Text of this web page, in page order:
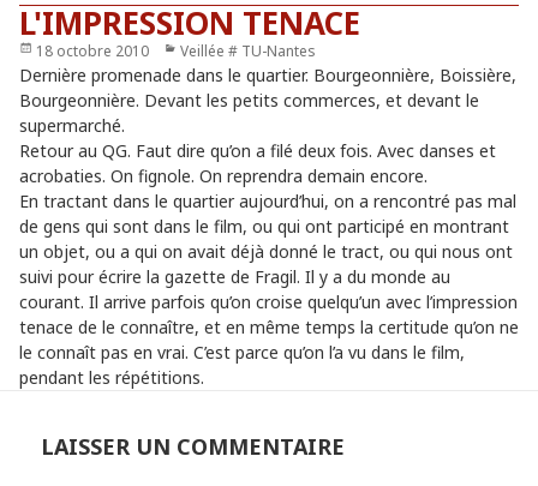
L'IMPRESSION TENACE
Publié
le
18 octobre 2010 Catégories
Veillée # TU-Nantes
Dernière promenade dans le quartier. Bourgeonnière, Boissière,
Bourgeonnière. Devant les petits commerces, et devant le
supermarché.
Retour au QG. Faut dire qu’on a filé deux fois. Avec danses et
acrobaties. On fignole. On reprendra demain encore.
En tractant dans le quartier aujourd’hui, on a rencontré pas mal
de gens qui sont dans le film, ou qui ont participé en montrant
un objet, ou a qui on avait déjà donné le tract, ou qui nous ont
suivi pour écrire la gazette de Fragil. Il y a du monde au
courant. Il arrive parfois qu’on croise quelqu’un avec l’impression
tenace de le connaître, et en même temps la certitude qu’on ne
le connaît pas en vrai. C’est parce qu’on l’a vu dans le film,
pendant les répétitions.
LAISSER UN COMMENTAIRE